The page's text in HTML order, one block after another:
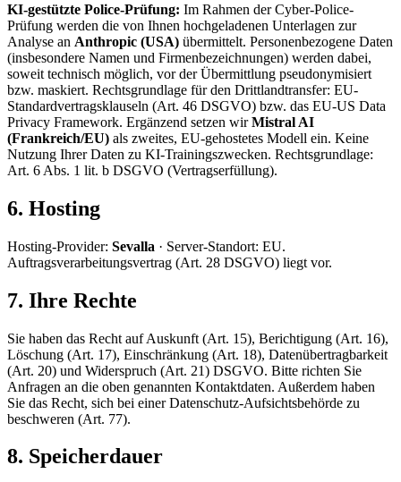
KI-gestützte Police-Prüfung: Im Rahmen der Cyber-Police-
Prüfung werden die von Ihnen hochgeladenen Unterlagen zur
Analyse an Anthropic (USA) übermittelt. Personenbezogene Daten
(insbesondere Namen und Firmenbezeichnungen) werden dabei,
soweit technisch möglich, vor der Übermittlung pseudonymisiert
bzw. maskiert. Rechtsgrundlage für den Drittlandtransfer: EU-
Standardvertragsklauseln (Art. 46 DSGVO) bzw. das EU-US Data
Privacy Framework. Ergänzend setzen wirMistral AI
(Frankreich/EU) als zweites, EU-gehostetes Modell ein. Keine
Nutzung Ihrer Daten zu KI-Trainingszwecken. Rechtsgrundlage:
Art. 6 Abs. 1 lit. b DSGVO (Vertragserfüllung).
6. Hosting
Hosting-Provider: Sevalla · Server-Standort: EU.
Auftragsverarbeitungsvertrag (Art. 28 DSGVO) liegt vor.
7. Ihre Rechte
Sie haben das Recht auf Auskunft (Art. 15), Berichtigung (Art. 16),
Löschung (Art. 17), Einschränkung (Art. 18), Datenübertragbarkeit
(Art. 20) und Widerspruch (Art. 21) DSGVO. Bitte richten Sie
Anfragen an die oben genannten Kontaktdaten. Außerdem haben
Sie das Recht, sich bei einer Datenschutz-Aufsichtsbehörde zu
beschweren (Art. 77).
8. Speicherdauer